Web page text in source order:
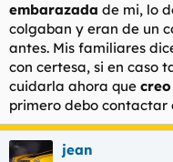
embarazada de mi, lo
colgaban y eran de un
antes. Mis familiares
con certesa, si en caso
cuidarla ahora que creo
primero debo contactar
jean